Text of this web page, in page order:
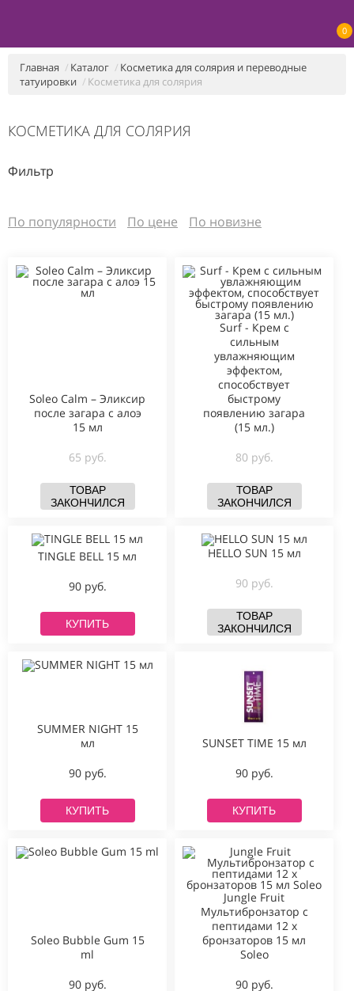
0
Главная Каталог
Косметика для солярия и переводные
татуировки
Косметика для солярия
КОСМЕТИКА ДЛЯ СОЛЯРИЯ
Фильтр
По популярности По цене По новизне
Soleo Calm – Эликсир
после загара с алоэ
15 мл
65 руб.
ТОВАР
ЗАКОНЧИЛСЯ
Surf - Крем с
сильным
увлажняющим
эффектом,
способствует
быстрому
появлению загара
(15 мл.)
80 руб.
ТОВАР
ЗАКОНЧИЛСЯ
TINGLE BELL 15 мл
90 руб.
КУПИТЬ
HELLO SUN 15 мл
90 руб.
ТОВАР
ЗАКОНЧИЛСЯ
SUMMER NIGHT 15
мл
90 руб.
КУПИТЬ
SUNSET TIME 15 мл
90 руб.
КУПИТЬ
Soleo Bubble Gum 15
ml
90 руб.
Jungle Fruit
Мультибронзатор с
пептидами 12 х
бронзаторов 15 мл
Soleo
90 руб.